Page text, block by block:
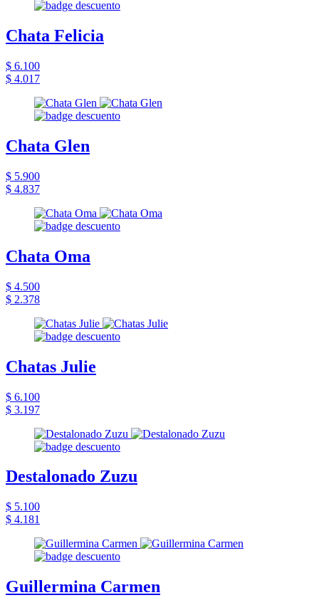
Chata Felicia
$ 6.100
$ 4.017
Chata Glen
$ 5.900
$ 4.837
Chata Oma
$ 4.500
$ 2.378
Chatas Julie
$ 6.100
$ 3.197
Destalonado Zuzu
$ 5.100
$ 4.181
Guillermina Carmen